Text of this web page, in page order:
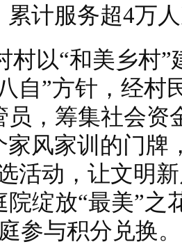
累计服务超4万
村以“和美乡村
自”方针，经村
员，筹集社会资
家风家训的门牌
活动，让文明
院绽放“最美”之
参与积分兑换。